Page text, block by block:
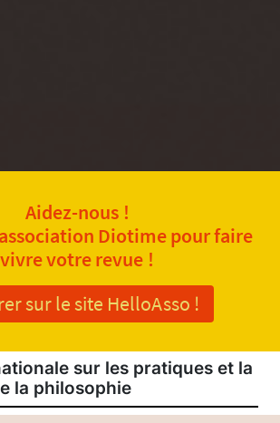
Aidez-nous !
Diotime pour faire
vivre votre revue !
sur le site HelloAsso !
sur les pratiques et la
la philosophie